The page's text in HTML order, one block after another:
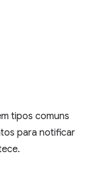
tipos comuns
para notificar